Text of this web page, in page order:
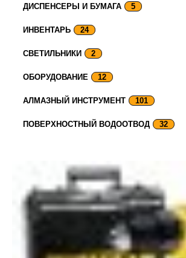
ДИСПЕНСЕРЫ И БУМАГА 5
ИНВЕНТАРЬ 24
СВЕТИЛЬНИКИ 2
ОБОРУДОВАНИЕ 12
АЛМАЗНЫЙ ИНСТРУМЕНТ 101
ПОВЕРХНОСТНЫЙ ВОДООТВОД 32